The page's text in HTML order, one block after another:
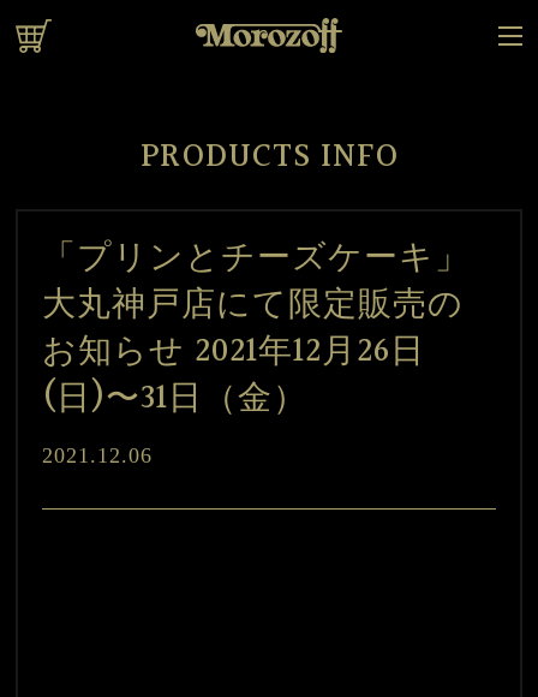
PRODUCTS INFO
「プリンとチーズケーキ」
大丸神戸店にて限定販売の
お知らせ 2021年12月26日
(日)〜31日（金）
2021.12.06